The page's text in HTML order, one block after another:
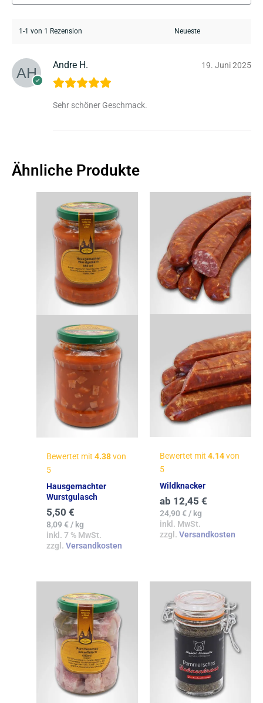
1-1 von 1 Rezension
Andre H. 19. Juni 2025
Sehr schöner Geschmack.
Ähnliche Produkte
Bewertet mit 4.38von
5
Hausgemachter
Wurstgulasch
5,50 €
8,09 €/ kg
inkl. 7 % MwSt.
zzgl. Versandkosten
Bewertet mit 4.14von
5
Wildknacker
ab 12,45 €
24,90€/ kg
inkl. MwSt.
zzgl. Versandkosten